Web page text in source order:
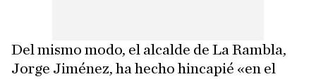
Del mismo modo, el alcalde de La Rambla,
Jorge Jiménez, ha hecho hincapié «en el